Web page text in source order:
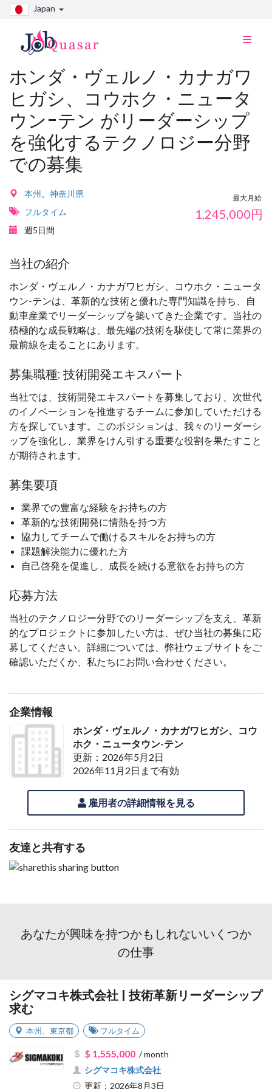
Japan
ナ
り
替
え
ホンダ・ヴェルノ・カナガワ
ヒガシ、コウホク・ニュータ
ウン-テン がリーダーシップ
を強化するテクノロジー分野
での募集
本州
神奈川県
フルタイム
週5日間
最大月給
1,245,000円
当社の紹介
ホンダ・ヴェルノ・カナガワヒガシ、コウホク・ニュータ
ウン-テンは、革新的な技術と優れた専門知識を持ち、自
動車産業でリーダーシップを築いてきた企業です。当社の
積極的な成長戦略は、最先端の技術を駆使して常に業界の
最前線を走ることにあります。
募集職種: 技術開発エキスパート
当社では、技術開発エキスパートを募集しており、次世代
のイノベーションを推進するチームに参加していただける
方を探しています。このポジションは、我々のリーダーシ
ップを強化し、業界をけん引する重要な役割を果たすこと
が期待されます。
募集要項
業界での豊富な経験をお持ちの方
革新的な技術開発に情熱を持つ方
協力してチームで働けるスキルをお持ちの方
課題解決能力に優れた方
自己啓発を促進し、成長を続ける意欲をお持ちの方
応募方法
当社のテクノロジー分野でのリーダーシップを支え、革新
的なプロジェクトに参加したい方は、ぜひ当社の募集に応
募してください。詳細については、弊社ウェブサイトをご
確認いただくか、私たちにお問い合わせください。
企業情報
ホンダ・ヴェルノ・カナガワヒガシ、コウ
ホク・ニュータウン-テン
更新：2026年5月2日
2026年11月2日まで有効
雇用者の詳細情報を見る
友達と共有する
あなたが興味を持つかもしれないいくつか
の仕事
シグマコキ株式会社 | 技術革新リーダーシップ
求む
本州 東京都 フルタイム
$ 1,555,000/ month
シグマコキ株式会社
更新：2026年8月3日